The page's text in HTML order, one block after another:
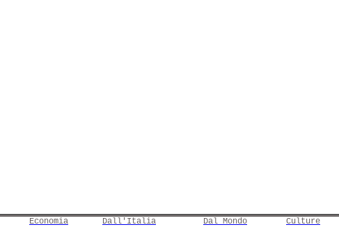
Economia Dall'Italia Dal Mondo Culture